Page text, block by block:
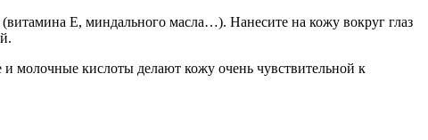
Е, миндального масла…). Нанесите на кожу вокруг глаз
молочные кислоты делают кожу очень чувствительной к